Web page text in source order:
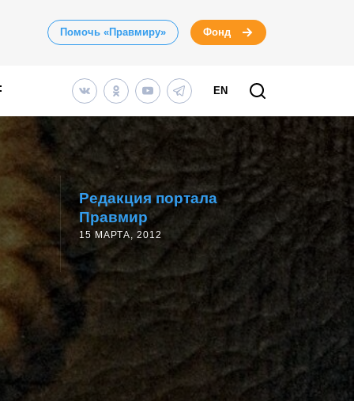
Помочь «Правмиру» Фонд
EN
Редакция портала
Правмир
15 МАРТА, 2012